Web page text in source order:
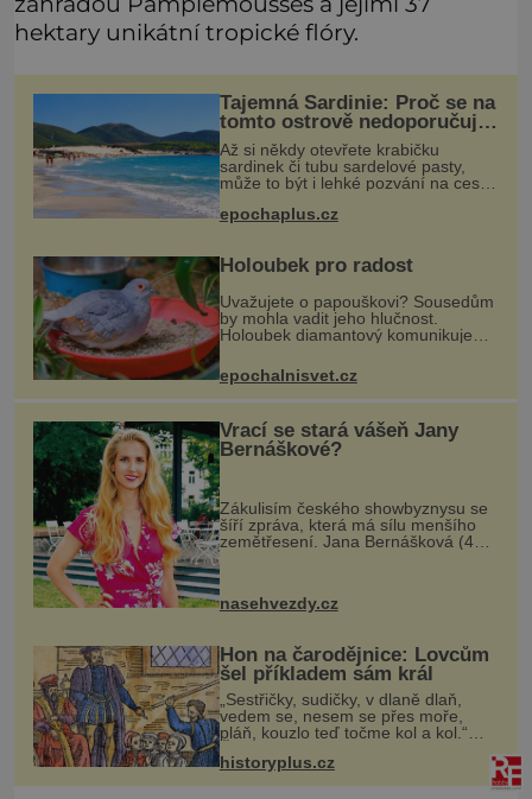
hektary unikátní tropické flóry.
Tajemná Sardinie: Proč se na
tomto ostrově nedoporučuje
pytlovat „mořské
brambory“?
Až si někdy otevřete krabičku
sardinek či tubu sardelové pasty,
může to být i lehké pozvání na cestu
do srdce Středozemního moře, na
ostrov hrdých Sardů. Věděli jste, že
epochaplus.cz
Holoubek pro radost
Uvažujete o papouškovi? Sousedům
by mohla vadit jeho hlučnost.
Holoubek diamantový komunikuje
roztomilý a hodí se i pro chovatele
začátečníky. Jedná se o nenároč
epochalnisvet.cz
Vrací se stará vášeň Jany
Bernáškové?
Zákulisím českého showbyznysu se
šíří zpráva, která má sílu menšího
zemětřesení. Jana Bernášková (45)
se prý rozešla s grafikem
Jaroslavem Drtinou (38) sotva pár
týdnů poté, co spolu měli začít nový
ž
nasehvezdy.cz
Hon na čarodějnice: Lovcům
šel příkladem sám král
„Sestřičky, sudičky, v dlaně dlaň,
vedem se, nesem se přes moře,
pláň, kouzlo teď točme kol a kol.“
Čarodějnice na scéně deklamují a
diváci v hledišti napětím ani
nedýchají. Píše se rok 1606 a
historyplus.cz